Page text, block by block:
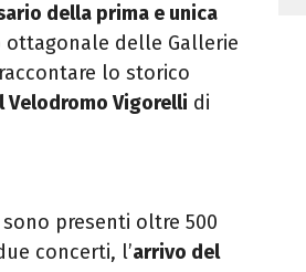
della prima e unica
delle Gallerie
lo storico
Velodromo Vigorelli di
sono presenti oltre 500
concerti, l’arrivo del